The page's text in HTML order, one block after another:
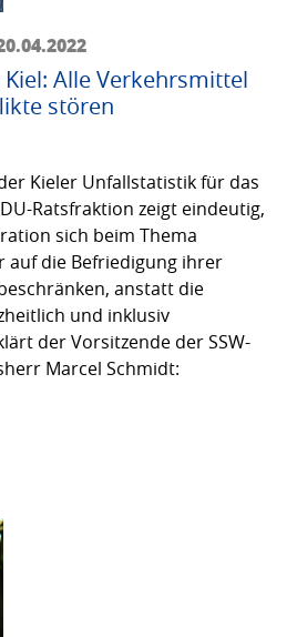
Alle Verkehrsmittel
stören
Kieler Unfallstatistik für das
Ratsfraktion zeigt eindeutig,
sich beim Thema
auf die Befriedigung ihrer
anstatt die
und inklusiv
der Vorsitzende der SSW-
Marcel Schmidt: